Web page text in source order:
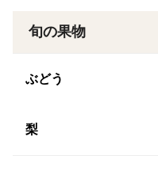
シャインマスカット】
を特別に100名様先着販
から生まれたシャイン
旬の果物
ぶどう
梨